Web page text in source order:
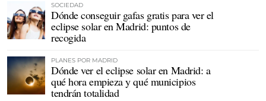
SOCIEDAD
Dónde conseguir gafas gratis para ver el
eclipse solar en Madrid: puntos de
recogida
PLANES POR MADRID
Dónde ver el eclipse solar en Madrid: a
qué hora empieza y qué municipios
tendrán totalidad